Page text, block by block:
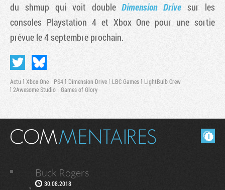
du shmup qui voit doubleDimension Drive sur les
consoles Playstation 4 et Xbox One pour une sortie
prévue le 4 septembre prochain.
Actu Xbox One PS4 Dimension Drive LBC Games
LightBulb Crew
2Awesome Studio
Games of Glory
Masquer les commentaires lus.
Buck Rogers
30.08.2018